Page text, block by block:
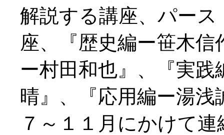
解説する講座、パー
座、『歴史編ー笹木信
ー村田和也』、『実践
晴』、『応用編ー湯浅
７～１１月にかけて